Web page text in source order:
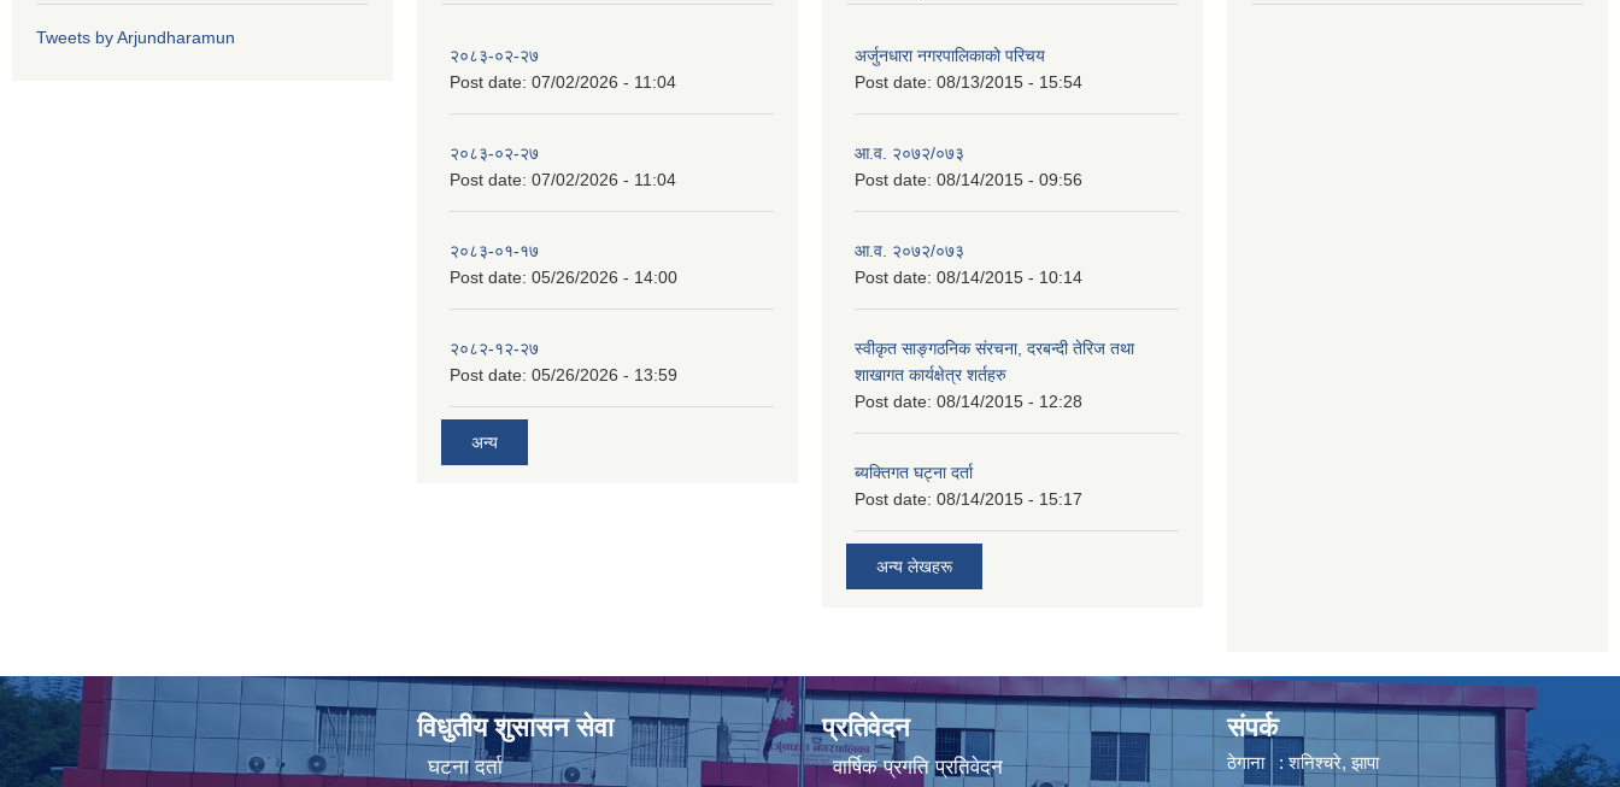
Tweets by Arjundharamun
२०८३-०२-२७
Post date: 07/02/2026 - 11:04
२०८३-०२-२७
Post date: 07/02/2026 - 11:04
२०८३-०१-१७
Post date: 05/26/2026 - 14:00
२०८२-१२-२७
Post date: 05/26/2026 - 13:59
अन्य
अर्जुनधारा नगरपालिकाको परिचय
Post date: 08/13/2015 - 15:54
आ.व. २०७२/०७३
Post date: 08/14/2015 - 09:56
आ.व. २०७२/०७३
Post date: 08/14/2015 - 10:14
स्वीकृत साङ्गठनिक संरचना, दरबन्दी तेरिज तथा
शाखागत कार्यक्षेत्र शर्तहरु
Post date: 08/14/2015 - 12:28
ब्यक्तिगत घट्ना दर्ता
Post date: 08/14/2015 - 15:17
अन्य लेखहरू
विधुतीय शुसासन सेवा
घटना दर्ता
प्रतिवेदन
वार्षिक प्रगति प्रतिवेदन
संपर्क
ठेगाना : शनिश्चरे, झापा